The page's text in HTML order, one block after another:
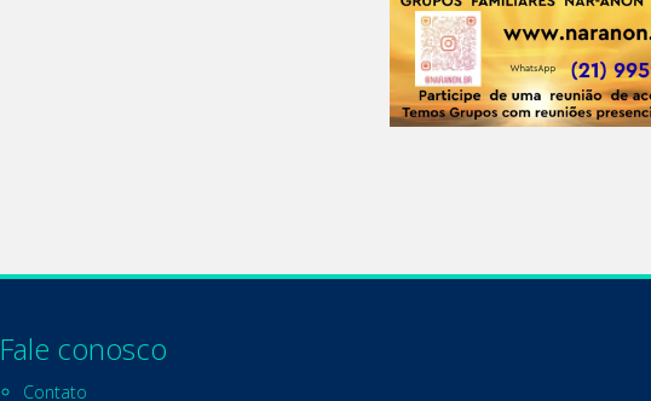
Fale conosco
Contato